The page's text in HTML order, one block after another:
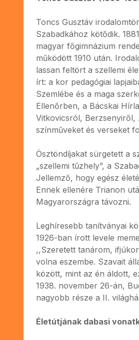
Toncs Gusztáv
Szabadkához kötődik.
magyar főgimnázium
működött 1910 után.
lassan feltört a szellemi
írt: a kor pedagógiai
Szemlébe és a maga
Ellenőrben, a Bácskai
Vitkovicsról,
színműveket és verseket
Ösztöndíjakat sürgetett a
„szellemi tűzhely”, a
Jellemző, hogy egész
Ennek ellenére Trianon
Magyarországra távozni.
Leghíresebb tanítványai
1926-ban írott levele
,,Szeretett tanárom,
volna eszembe. Szavait
között, mint az én áldott,
1938. november 26-án,
nagyobb része a II.
Életútjának dabasi